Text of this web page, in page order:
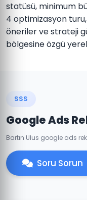
statüsü, minimum
4 optimizasyon
öneriler ve strateji
bölgesine özgü
SSS
Google Ads
Bartın Ulus google ads
Soru Sorun